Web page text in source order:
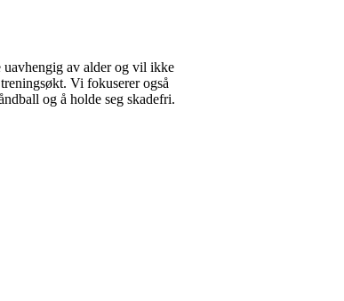
av alder og vil ikke
Vi fokuserer også
og å holde seg skadefri.